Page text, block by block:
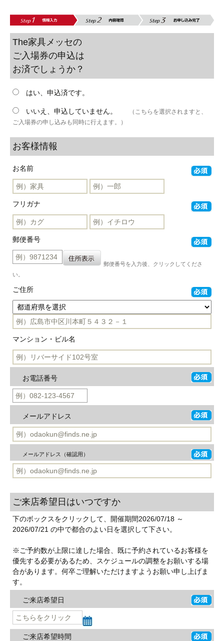
The家具メッセの
ご入場券の申込は
お済でしょうか？
はい、申込済です。
いいえ、申込していません。
（こちらを選択されますと、
ご入場券の申し込みも同時に行えます。）
お客様情報
お名前
フリガナ
郵便番号
郵便番号を入力後、クリックしてくださ
い。
ご住所
マンション・ビル名
お電話番号
メールアドレス
メールアドレス（確認用）
ご来店希望日はいつですか
下のボックスをクリックして、開催期間2026/07/18 ～
2026/07/21 の中で都合のよい日を選択して下さい。
※ご予約数が上限に達した場合、既に予約されているお客様を
優先する必要があるため、スケジュールの調整をお願いする場
合があります。何卒ご理解いただけますようお願い申し上げま
す。
ご来店希望日
ご来店希望時間